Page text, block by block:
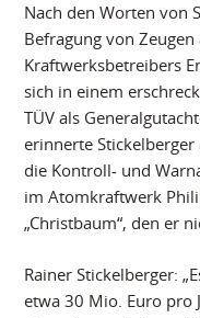
Nach den Worten von
Befragung von
Kraftwerksbetreibers
sich in einem
TÜV als
erinnerte Stickelberger
die Kontroll- und
im Atomkraftwerk
„Christbaum“, den er
Rainer Stickelberger:
etwa 30 Mio. Euro pro